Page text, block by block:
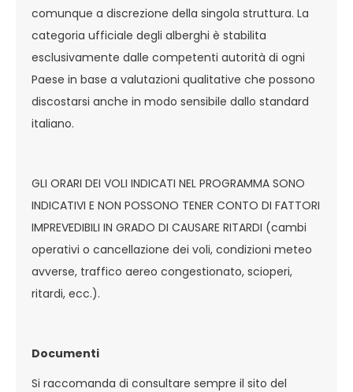
comunque a discrezione della singola struttura. La
categoria ufficiale degli alberghi è stabilita
esclusivamente dalle competenti autorità di ogni
Paese in base a valutazioni qualitative che possono
discostarsi anche in modo sensibile dallo standard
italiano.
GLI ORARI DEI VOLI INDICATI NEL PROGRAMMA SONO
INDICATIVI E NON POSSONO TENER CONTO DI FATTORI
IMPREVEDIBILI IN GRADO DI CAUSARE RITARDI (cambi
operativi o cancellazione dei voli, condizioni meteo
avverse, traffico aereo congestionato, scioperi,
ritardi, ecc.).
Documenti
Si raccomanda di consultare sempre il sito del